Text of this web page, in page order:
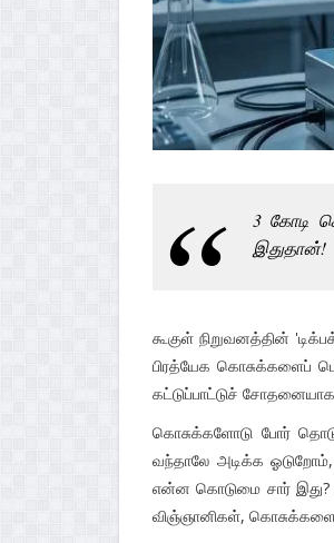
3 கோடி
இதுதான்!
கூகுள் நிறுவனத்தின்
பிரத்யேக கொசுக்களைப்
கட்டுப்பாட்டுச்
கொசுக்களோடு போர்
வந்தாலே அடிக்க
என்ன கொடுமை சார் இது?
விஞ்ஞானிகள்,